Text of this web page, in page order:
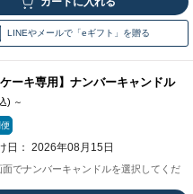
LINEやメールで「eギフト」を贈る
ケーキ専用】ナンバーキャンドル
) ～
日： 2026年08月15日
面でナンバーキャンドルを選択してくだ